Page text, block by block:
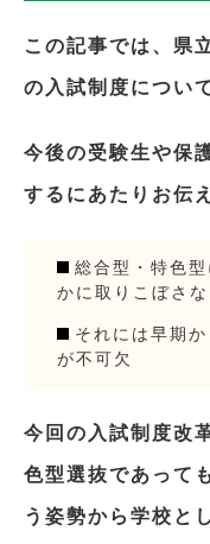
この記事では、県
の入試制度につい
今後の受験生や保
するにあたりお伝
総合型・特色
かに取りこぼさ
それには早期
が不可欠
今回の入試制度改
色型選抜であって
う姿勢から学校と